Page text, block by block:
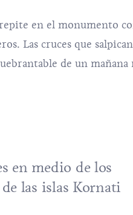
repite en el monumento
Las cruces que
de un mañana
en medio de los
las islas Kornati